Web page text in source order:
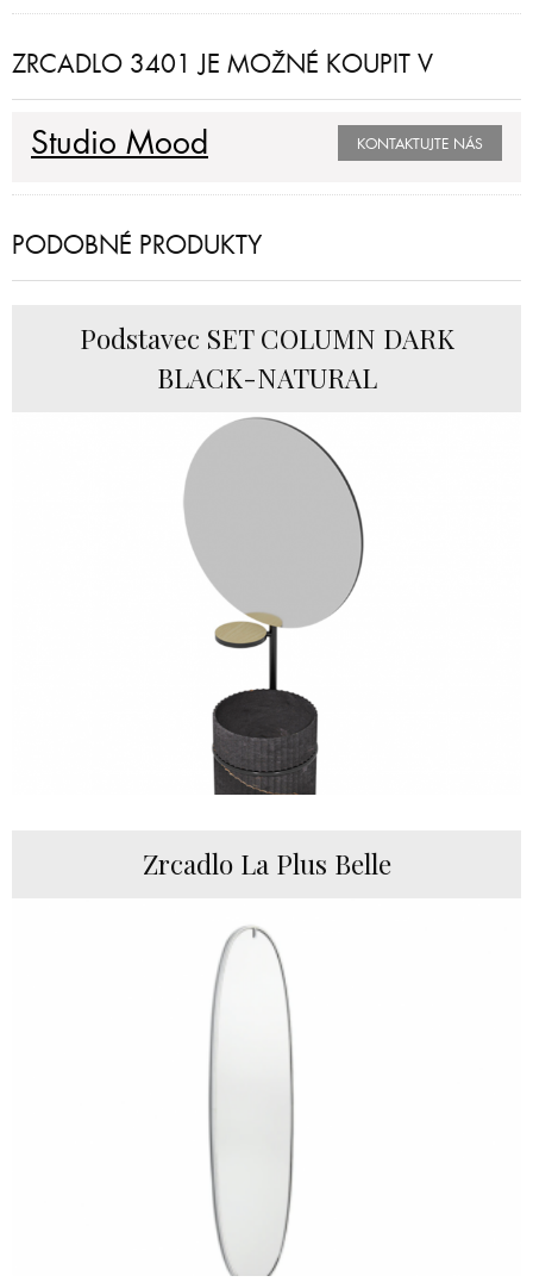
ZRCADLO 3401 JE MOŽNÉ KOUPIT V
Studio Mood KONTAKTUJTE NÁS
PODOBNÉ PRODUKTY
Podstavec SET COLUMN DARK
BLACK-NATURAL
Zrcadlo La Plus Belle